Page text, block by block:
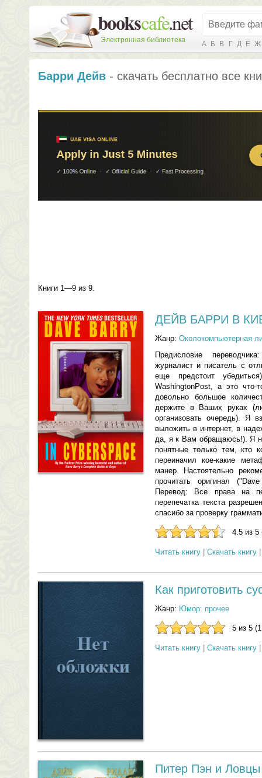
Электронная библиотека А Б В Г Д Е Ж
Барри Дейв - скачать бесплатно все
Книги 1—9 из 9.
ДЕЙВ БАРРИ В
Жанр: Околокомпьютерная
Предисловие
журналист и писатель с
еще предстоит
WashingtonPost, а это что-
довольно большое
держите в Ваших руках
организовать очередь). Я
выложить в интернет, в
да, я к Вам обращаюсь!). Я
понятные только тем, кто
переиначил кое-какие
манер. Настоятельно
прочитать оригинал
Перевод: Все права на
перепечатка текста
спасибо за проверку
4.5 из 5
Читать книгу Скачать книгу
Как приготовить
Жанр: Юмор: прочее
5 из 5
Читать книгу Скачать книгу
Питер Пэн и Ловцы